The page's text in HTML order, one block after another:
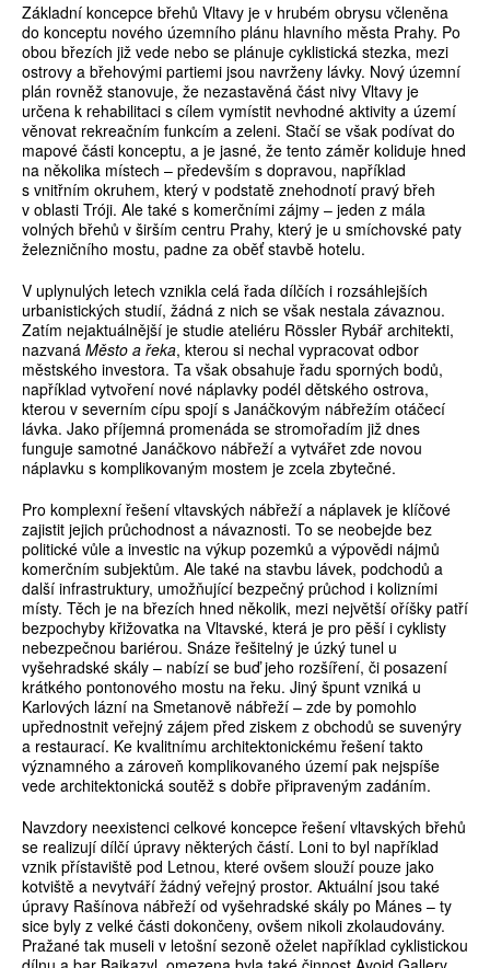
Základní koncepce břehů Vltavy je v hrubém obrysu včleněna
do konceptu nového územního plánu hlavního města Prahy. Po
obou březích již vede nebo se plánuje cyklistická stezka, mezi
ostrovy a břehovými partiemi jsou navrženy lávky. Nový územní
plán rovněž stanovuje, že nezastavěná část nivy Vltavy je
určena k rehabilitaci s cílem vymístit nevhodné aktivity a území
věnovat rekreačním funkcím a zeleni. Stačí se však podívat do
mapové části konceptu, a je jasné, že tento záměr koliduje hned
na několika místech – především s dopravou, například
s vnitřním okruhem, který v podstatě znehodnotí pravý břeh
v oblasti Tróji. Ale také s komerčními zájmy – jeden z mála
volných břehů v širším centru Prahy, který je u smíchovské paty
železničního mostu, padne za oběť stavbě hotelu.
V uplynulých letech vznikla celá řada dílčích i rozsáhlejších
urbanistických studií, žádná z nich se však nestala závaznou.
Zatím nejaktuálnější je studie ateliéru Rössler Rybář architekti,
nazvaná Město a řeka, kterou si nechal vypracovat odbor
městského investora. Ta však obsahuje řadu sporných bodů,
například vytvoření nové náplavky podél dětského ostrova,
kterou v severním cípu spojí s Janáčkovým nábřežím otáčecí
lávka. Jako příjemná promenáda se stromořadím již dnes
funguje samotné Janáčkovo nábřeží a vytvářet zde novou
náplavku s komplikovaným mostem je zcela zbytečné.
Pro komplexní řešení vltavských nábřeží a náplavek je klíčové
zajistit jejich průchodnost a návaznosti. To se neobejde bez
politické vůle a investic na výkup pozemků a výpovědi nájmů
komerčním subjektům. Ale také na stavbu lávek, podchodů a
další infrastruktury, umožňující bezpečný průchod i kolizními
místy. Těch je na březích hned několik, mezi největší oříšky patří
bezpochyby křižovatka na Vltavské, která je pro pěší i cyklisty
nebezpečnou bariérou. Snáze řešitelný je úzký tunel u
vyšehradské skály – nabízí se buď jeho rozšíření, či posazení
krátkého pontonového mostu na řeku. Jiný špunt vzniká u
Karlových lázní na Smetanově nábřeží – zde by pomohlo
upřednostnit veřejný zájem před ziskem z obchodů se suvenýry
a restaurací. Ke kvalitnímu architektonickému řešení takto
významného a zároveň komplikovaného území pak nejspíše
vede architektonická soutěž s dobře připraveným zadáním.
Navzdory neexistenci celkové koncepce řešení vltavských břehů
se realizují dílčí úpravy některých částí. Loni to byl například
vznik přístaviště pod Letnou, které ovšem slouží pouze jako
kotviště a nevytváří žádný veřejný prostor. Aktuální jsou také
úpravy Rašínova nábřeží od vyšehradské skály po Mánes – ty
sice byly z velké části dokončeny, ovšem nikoli zkolaudovány.
Pražané tak museli v letošní sezoně oželet například cyklistickou